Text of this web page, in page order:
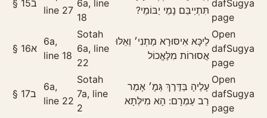
§ 15ב
line 27
6a, line
18
תִּתְיַיבֵּם נָמֵי יַבּוֹמֵי?
dafSugya
page
§ 16א
6a,
line 18
Sotah
6a, line
22
לֵיכָּא אִיסּוּרָא מַתְנִי׳ וְאֵלּוּ
אֲסוּרוֹת מִלֶּאֱכוֹל
Open
dafSugya
page
§ 17ב
6a,
line 22
Sotah
7a, line
2
עָלֶיהָ בַּדֶּרֶךְ גְּמָ׳ אָמַר
רַב עַמְרָם: הָא מִילְּתָא
Open
dafSugya
page